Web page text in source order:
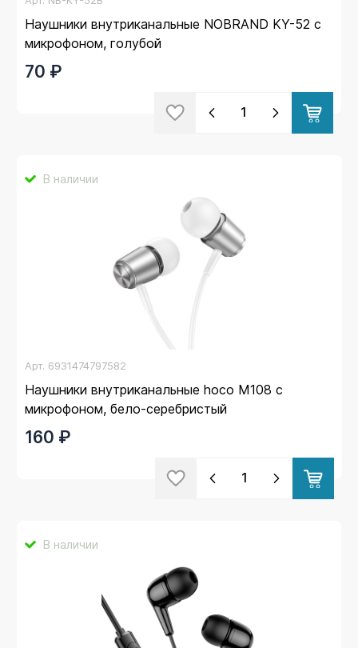
Наушники внутриканальные NOBRAND KY-52 с
микрофоном, голубой
70 ₽
В наличии
Арт. 6931474797582
Наушники внутриканальные hoco M108 с
микрофоном, бело-серебристый
160 ₽
В наличии